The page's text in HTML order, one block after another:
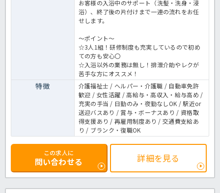
お客様の入浴中のサポート（洗髪・洗身・浸
浴）、終了後の片付けまで一連の流れをお任
せします。
～ポイント～
☆3人1組！研修制度も充実しているので初め
ての方も安心〇
☆入浴以外の業務は無し！排泄介助やレクが
苦手な方にオススメ！
特徴
介護福祉士 / ヘルパー・介護職 / 自動車免許
歓迎 / 女性活躍 / 高給与・高収入・給与高め /
充実の手当 / 日勤のみ・夜勤なしOK / 駅近or
送迎バスあり / 賞与・ボーナスあり / 資格取
得支援あり / 再雇用制度あり / 交通費支給あ
り / ブランク・復職OK
この求人に
問い合わせる 詳細を見る